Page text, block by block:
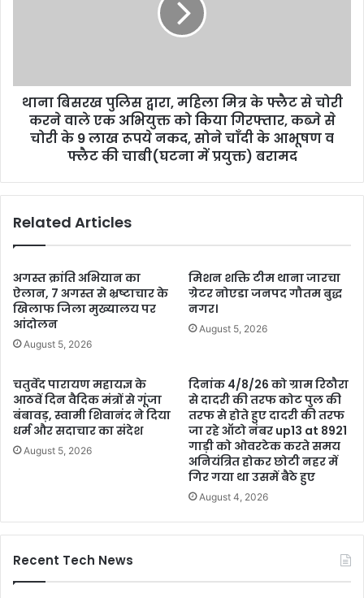
थाना बिसरख पुलिस द्वारा, महिला मित्र के फ्लैट से चोरी
करने वाले एक अभियुक्त को किया गिरफ्तार, कब्जे से
चोरी के 9 लाख रूपये नकद, सोने चाँदी के आभूषण व
फ्लैट की चाबी(घटना में प्रयुक्त) बरामद
Related Articles
अगस्त क्रांति अभियान का
ऐलान, 7 अगस्त से भ्रष्टाचार के
खिलाफ जिला मुख्यालय पर
आंदोलन
August 5, 2026
मिशन शक्ति टीम थाना जारचा
ग्रेटर नोएडा जनपद गौतम बुद्ध
नगर।
August 5, 2026
चतुर्वेद पारायण महायज्ञ के
आठवें दिन वैदिक मंत्रों से गूंजा
बंबावड़, स्वामी शिवानंद ने दिया
धर्म और सदाचार का संदेश
August 5, 2026
दिनांक 4/8/26 को ग्राम रिठौरा
से दादरी की तरफ कोट पुल की
तरफ से होते हुए दादरी की तरफ
जा रहे ऑटो नंबर up13 at 8921
गाड़ी को ओवरटेक करते समय
अनियंत्रित होकर छोटी नहर में
गिर गया था उसमें बैठे हुए
August 4, 2026
Recent Tech News